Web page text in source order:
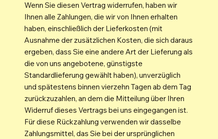
Wenn Sie diesen Vertrag widerrufen, haben wir
Ihnen alle Zahlungen, die wir von Ihnen erhalten
haben, einschließlich der Lieferkosten (mit
Ausnahme der zusätzlichen Kosten, die sich daraus
ergeben, dass Sie eine andere Art der Lieferung als
die von uns angebotene, günstigste
Standardlieferung gewählt haben), unverzüglich
und spätestens binnen vierzehn Tagen ab dem Tag
zurückzuzahlen, an dem die Mitteilung über Ihren
Widerruf dieses Vertrags bei uns eingegangen ist.
Für diese Rückzahlung verwenden wir dasselbe
Zahlungsmittel, das Sie bei der ursprünglichen